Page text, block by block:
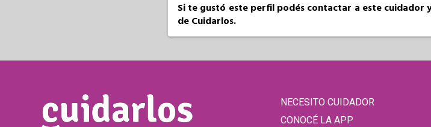
Si te gustó este perfil podés contactar a este cuidador
de Cuidarlos.
NECESITO CUIDADOR
CONOCÉ LA APP